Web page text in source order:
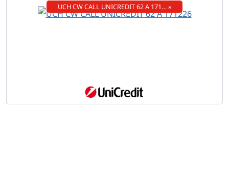
UCH CW CALL UNICREDIT 62 A 171… »